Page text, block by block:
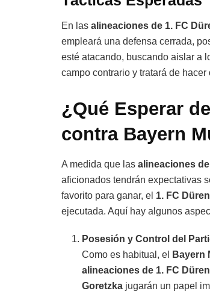
En las alineaciones de 1. FC
empleará una defensa cerrada,
esté atacando, buscando aislar a
campo contrario y tratará de hacer
¿Qué Esperar
contra Bayern
A medida que las alineaciones
aficionados tendrán expectativas
favorito para ganar, el 1. FC Düren
ejecutada. Aquí hay algunos
Posesión y Control del
Como es habitual, el
Bayern
alineaciones de 1. FC
Goretzka jugarán un papel